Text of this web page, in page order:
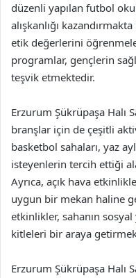
düzenli yapılan futbol
alışkanlığı
etik değerlerini
programlar, gençlerin
teşvik etmektedir.
Erzurum Şükrüpaşa Halı
branşlar için de çeşitli
basketbol sahaları, yaz
isteyenlerin tercih ettiği
Ayrıca, açık hava
uygun bir mekan haline
etkinlikler, sahanın
kitleleri bir araya
Erzurum Şükrüpaşa Halı